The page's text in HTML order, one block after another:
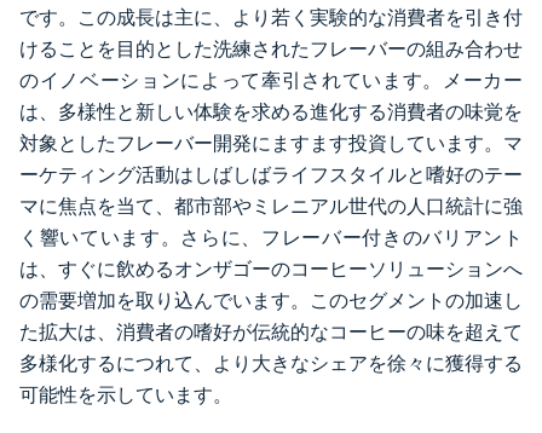
です。この成長は主に、より若く実験的な消費者を引き付
けることを目的とした洗練されたフレーバーの組み合わせ
のイノベーションによって牽引されています。メーカー
は、多様性と新しい体験を求める進化する消費者の味覚を
対象としたフレーバー開発にますます投資しています。マ
ーケティング活動はしばしばライフスタイルと嗜好のテー
マに焦点を当て、都市部やミレニアル世代の人口統計に強
く響いています。さらに、フレーバー付きのバリアント
は、すぐに飲めるオンザゴーのコーヒーソリューションへ
の需要増加を取り込んでいます。このセグメントの加速し
た拡大は、消費者の嗜好が伝統的なコーヒーの味を超えて
多様化するにつれて、より大きなシェアを徐々に獲得する
可能性を示しています。